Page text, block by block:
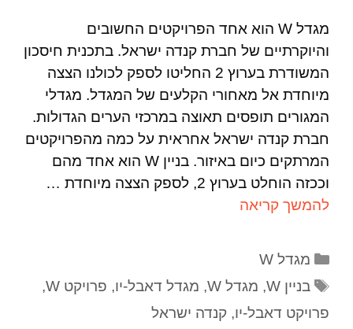
מגדל W הוא אחד הפרויקטים החשובים
והיוקרתיים של חברת קנדה ישראל. בתכנית חיסכון
המשודרת בערוץ 2 החליטו לספק לכולנו הצצה
מיוחדת אל מאחורי הקלעים של המגדל. מגדלי
המגורים תופסים תאוצה במרכזי הערים הגדולות.
חברת קנדה ישראל אחראית על כמה מהפרויקטים
המרתקים כיום באיזור. בניין W הוא אחד מהם
וככזה הוחלט בערוץ 2, לספק הצצה מיוחדת …
להמשך קריאה
מגדל W
בניין W
, מגדל W , מגדל דאבל-יו, פרויקט W
,
פרויקט דאבל-יו, קנדה ישראל